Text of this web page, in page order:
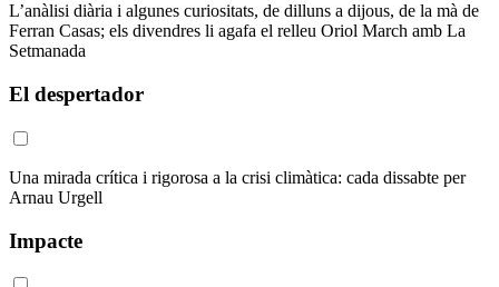
L’anàlisi diària i algunes curiositats, de dilluns a dijous, de la mà de
Ferran Casas; els divendres li agafa el relleu Oriol March amb La
Setmanada
El despertador
Una mirada crítica i rigorosa a la crisi climàtica: cada dissabte per
Arnau Urgell
Impacte